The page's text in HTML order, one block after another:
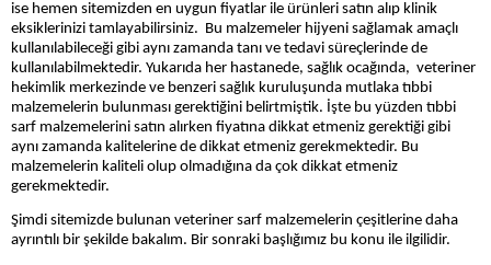
ise hemen sitemizden en uygun fiyatlar ile ürünleri satın alıp klinik
eksiklerinizi tamlayabilirsiniz. Bu malzemeler hijyeni sağlamak amaçlı
kullanılabileceği gibi aynı zamanda tanı ve tedavi süreçlerinde de
kullanılabilmektedir. Yukarıda her hastanede, sağlık ocağında, veteriner
hekimlik merkezinde ve benzeri sağlık kuruluşunda mutlaka tıbbi
malzemelerin bulunması gerektiğini belirtmiştik. İşte bu yüzden tıbbi
sarf malzemelerini satın alırken fiyatına dikkat etmeniz gerektiği gibi
aynı zamanda kalitelerine de dikkat etmeniz gerekmektedir. Bu
malzemelerin kaliteli olup olmadığına da çok dikkat etmeniz
gerekmektedir.
Şimdi sitemizde bulunan veteriner sarf malzemelerin çeşitlerine daha
ayrıntılı bir şekilde bakalım. Bir sonraki başlığımız bu konu ile ilgilidir.